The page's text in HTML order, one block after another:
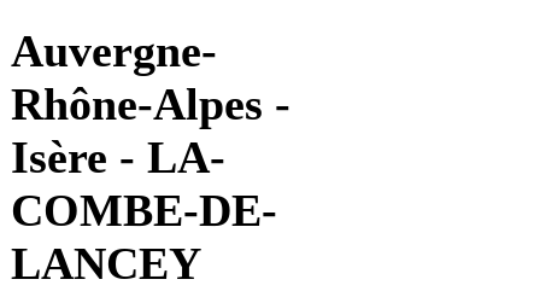
Auvergne-
Rhône-Alpes -
Isère - LA-
COMBE-DE-
LANCEY